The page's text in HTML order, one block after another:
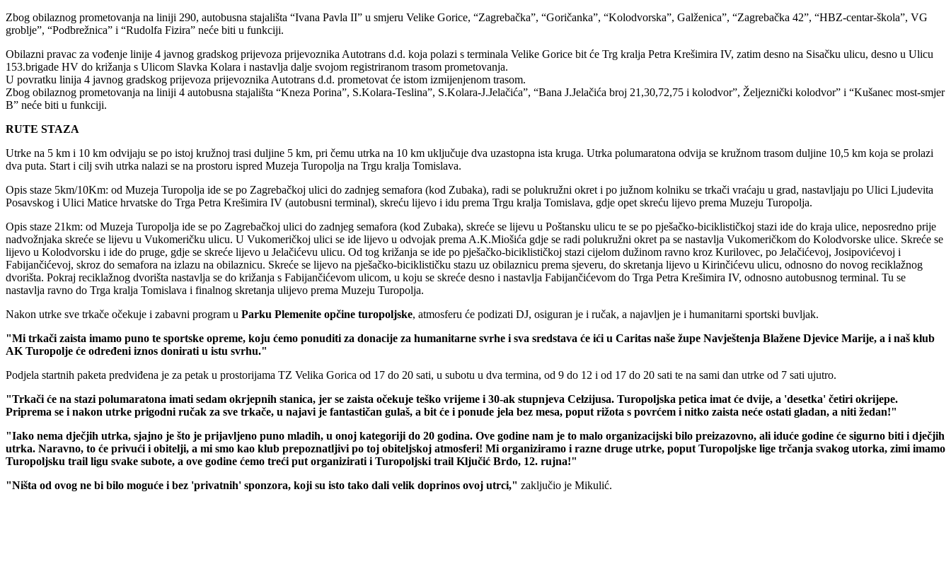
Zbog obilaznog prometovanja na liniji 290, autobusna stajališta “Ivana Pavla II” u smjeru Velike Gorice, “Zagrebačka”, “Goričanka”, “Kolodvorska”, Galženica”, “Zagrebačka 42”, “HBZ-centar-škola”, VG
groblje”, “Podbrežnica” i “Rudolfa Fizira” neće biti u funkciji.
Obilazni pravac za vođenje linije 4 javnog gradskog prijevoza prijevoznika Autotrans d.d. koja polazi s terminala Velike Gorice bit će Trg kralja Petra Krešimira IV, zatim desno na Sisačku ulicu, desno u Ulicu
153.brigade HV do križanja s Ulicom Slavka Kolara i nastavlja dalje svojom registriranom trasom prometovanja.
U povratku linija 4 javnog gradskog prijevoza prijevoznika Autotrans d.d. prometovat će istom izmijenjenom trasom.
Zbog obilaznog prometovanja na liniji 4 autobusna stajališta “Kneza Porina”, S.Kolara-Teslina”, S.Kolara-J.Jelačića”, “Bana J.Jelačića broj 21,30,72,75 i kolodvor”, Željeznički kolodvor” i “Kušanec most-smjer
B” neće biti u funkciji.
RUTE STAZA
Utrke na 5 km i 10 km odvijaju se po istoj kružnoj trasi duljine 5 km, pri čemu utrka na 10 km uključuje dva uzastopna ista kruga. Utrka polumaratona odvija se kružnom trasom duljine 10,5 km koja se prolazi
dva puta. Start i cilj svih utrka nalazi se na prostoru ispred Muzeja Turopolja na Trgu kralja Tomislava.
Opis staze 5km/10Km: od Muzeja Turopolja ide se po Zagrebačkoj ulici do zadnjeg semafora (kod Zubaka), radi se polukružni okret i po južnom kolniku se trkači vraćaju u grad, nastavljaju po Ulici Ljudevita
Posavskog i Ulici Matice hrvatske do Trga Petra Krešimira IV (autobusni terminal), skreću lijevo i idu prema Trgu kralja Tomislava, gdje opet skreću lijevo prema Muzeju Turopolja.
Opis staze 21km: od Muzeja Turopolja ide se po Zagrebačkoj ulici do zadnjeg semafora (kod Zubaka), skreće se lijevu u Poštansku ulicu te se po pješačko-biciklističkoj stazi ide do kraja ulice, neposredno prije
nadvožnjaka skreće se lijevu u Vukomeričku ulicu. U Vukomeričkoj ulici se ide lijevo u odvojak prema A.K.Miošića gdje se radi polukružni okret pa se nastavlja Vukomeričkom do Kolodvorske ulice. Skreće se
lijevo u Kolodvorsku i ide do pruge, gdje se skreće lijevo u Jelačićevu ulicu. Od tog križanja se ide po pješačko-biciklističkoj stazi cijelom dužinom ravno kroz Kurilovec, po Jelačićevoj, Josipovićevoj i
Fabijančićevoj, skroz do semafora na izlazu na obilaznicu. Skreće se lijevo na pješačko-biciklističku stazu uz obilaznicu prema sjeveru, do skretanja lijevo u Kirinčićevu ulicu, odnosno do novog reciklažnog
dvorišta. Pokraj reciklažnog dvorišta nastavlja se do križanja s Fabijančićevom ulicom, u koju se skreće desno i nastavlja Fabijančićevom do Trga Petra Krešimira IV, odnosno autobusnog terminal. Tu se
nastavlja ravno do Trga kralja Tomislava i finalnog skretanja ulijevo prema Muzeju Turopolja.
Nakon utrke sve trkače očekuje i zabavni program u Parku Plemenite opčine turopoljske, atmosferu će podizati DJ, osiguran je i ručak, a najavljen je i humanitarni sportski buvljak.
"Mi trkači zaista imamo puno te sportske opreme, koju ćemo ponuditi za donacije za humanitarne svrhe i sva sredstava će ići u Caritas naše župe Navještenja Blažene Djevice Marije, a i naš klub
AK Turopolje će određeni iznos donirati u istu svrhu."
Podjela startnih paketa predviđena je za petak u prostorijama TZ Velika Gorica od 17 do 20 sati, u subotu u dva termina, od 9 do 12 i od 17 do 20 sati te na sami dan utrke od 7 sati ujutro.
"Trkači će na stazi polumaratona imati sedam okrjepnih stanica, jer se zaista očekuje teško vrijeme i 30-ak stupnjeva Celzijusa. Turopoljska petica imat će dvije, a 'desetka' četiri okrijepe.
Priprema se i nakon utrke prigodni ručak za sve trkače, u najavi je fantastičan gulaš, a bit će i ponude jela bez mesa, poput rižota s povrćem i nitko zaista neće ostati gladan, a niti žedan!"
"Iako nema dječjih utrka, sjajno je što je prijavljeno puno mladih, u onoj kategoriji do 20 godina. Ove godine nam je to malo organizacijski bilo preizazovno, ali iduće godine će sigurno biti i dječjih
utrka. Naravno, to će privući i obitelji, a mi smo kao klub prepoznatljivi po toj obiteljskoj atmosferi! Mi organiziramo i razne druge utrke, poput Turopoljske lige trčanja svakog utorka, zimi imamo
Turopoljsku trail ligu svake subote, a ove godine ćemo treći put organizirati i Turopoljski trail Ključić Brdo, 12. rujna!"
"Ništa od ovog ne bi bilo moguće i bez 'privatnih' sponzora, koji su isto tako dali velik doprinos ovoj utrci," zaključio je Mikulić.